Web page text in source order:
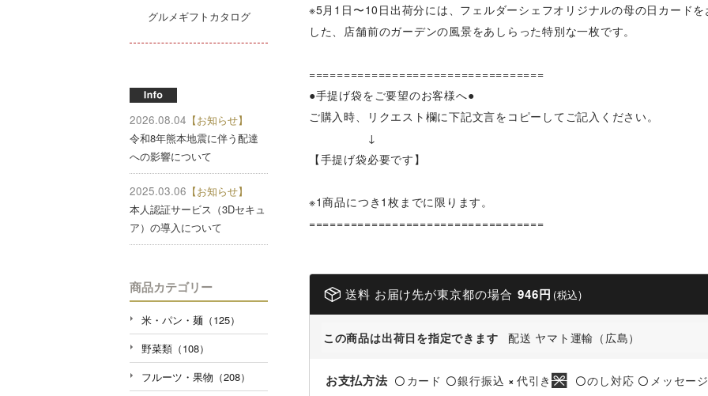
※5月1日〜10日出荷分には、フェルダーシェフオリジナルの母の日カード
した、店舗前のガーデンの風景をあしらった特別な一枚です。
==================================
●手提げ袋をご要望のお客様へ●
ご購入時、リクエスト欄に下記文言をコピーしてご記入ください。
↓
【手提げ袋必要です】
※1商品につき1枚までに限ります。
==================================
送料 お届け先が東京都の場合 946円 (税込)
この商品は出荷日を指定できます 配送 ヤマト運輸（広島）
お支払方法 〇 カード 〇銀行振込 × 代引き 〇のし対応 〇 メッセー
グルメギフトカタログ
2026.08.04 【お知らせ】
令和8年熊本地震に伴う配達
への影響について
2025.03.06 【お知らせ】
本人認証サービス（3Dセキュ
ア）の導入について
商品カテゴリー
米・パン・麺（125）
野菜類（108）
フルーツ・果物（208）